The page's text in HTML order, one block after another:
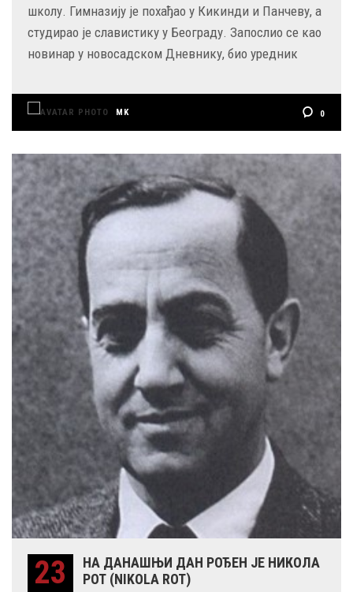
школу. Гимназију је похађао у Кикинди и Панчеву, а
студирао је славистику у Београду. Запослио се као
новинар у новосадском Дневнику, био уредник
MK 0
23
НА ДАНАШЊИ ДАН РОЂЕН ЈЕ НИКОЛА
РОТ (NIKOLA ROT)